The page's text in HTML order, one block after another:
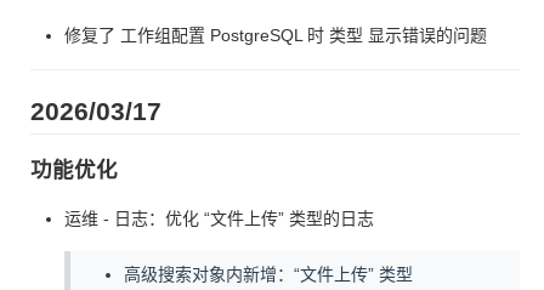
修复了 工作组配置 PostgreSQL 时 类型 显示错误的问题
2026/03/17
功能优化
运维 - 日志：优化 “文件上传” 类型的日志
高级搜索对象内新增：“文件上传” 类型